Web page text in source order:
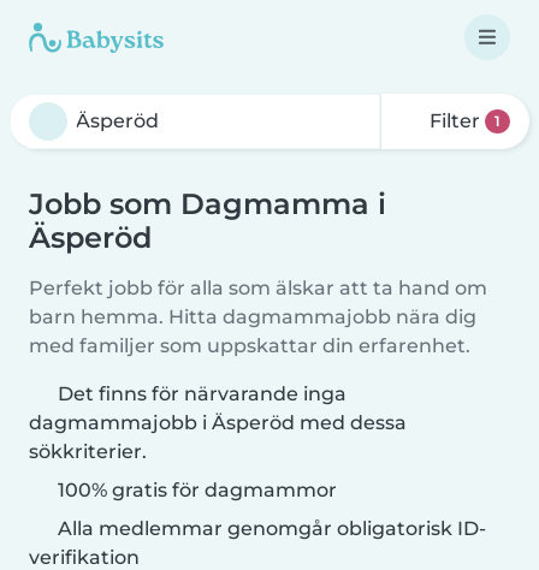
Filter 1
Jobb som Dagmamma i
Äsperöd
Perfekt jobb för alla som älskar att ta hand om
barn hemma. Hitta dagmammajobb nära dig
med familjer som uppskattar din erfarenhet.
Det finns för närvarande inga
dagmammajobb i Äsperöd med dessa
sökkriterier.
100% gratis för dagmammor
Alla medlemmar genomgår obligatorisk ID-
verifikation